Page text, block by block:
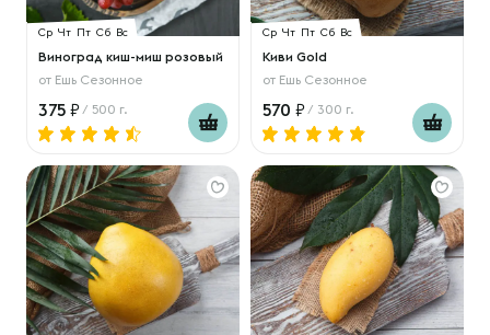
Ср Чт Пт Сб Вс
Виноград киш-миш розовый
от Ешь Сезонное
375 / 500 г.
Ср Чт Пт Сб Вс
Киви Gold
от Ешь Сезонное
570 / 300 г.